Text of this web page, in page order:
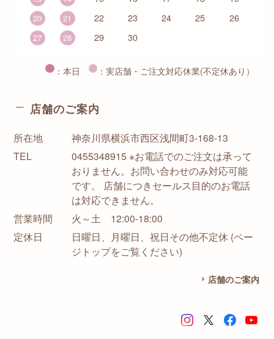
20 21 22 23 24 25 26
27 28 29 30
：本日 ：実店舗・ご注文対応休業(不定休あり）
店舗のご案内
所在地
神奈川県横浜市西区浅間町3-168-13
TEL
0455348915 ※お電話でのご注文は承って
おりません。お問い合わせのみ対応可能
です。 店舗につきセールス目的のお電話
は対応できません。
営業時間
火～土 12:00-18:00
定休日
日曜日、月曜日、祝日その他不定休 (ペー
ジトップをご覧ください)
店舗のご案内